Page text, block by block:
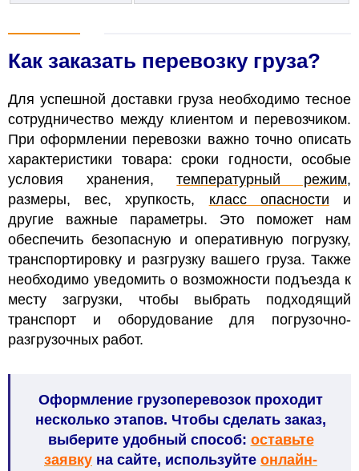
Как заказать перевозку груза?
Для успешной доставки груза необходимо тесное
сотрудничество между клиентом и перевозчиком.
При оформлении перевозки важно точно описать
характеристики товара: сроки годности, особые
условия хранения,температурный режим,
размеры, вес, хрупкость, класс опасности и
другие важные параметры. Это поможет нам
обеспечить безопасную и оперативную погрузку,
транспортировку и разгрузку вашего груза. Также
необходимо уведомить о возможности подъезда к
месту загрузки, чтобы выбрать подходящий
транспорт и оборудование для погрузочно-
разгрузочных работ.
Оформление грузоперевозок проходит
несколько этапов. Чтобы сделать заказ,
выберите удобный способ: оставьте
заявку на сайте, используйте онлайн-